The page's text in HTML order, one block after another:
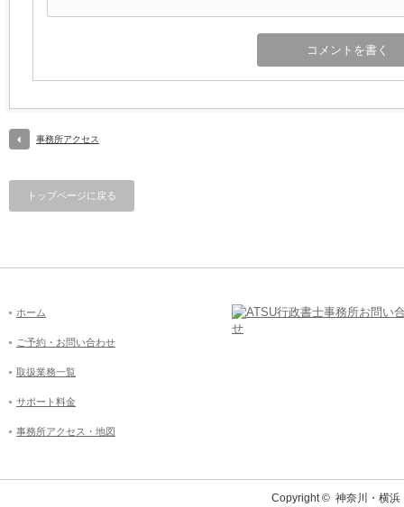
事務所アクセス
トップページに戻る
ホーム
ご予約・お問い合わせ
取扱業務一覧
サポート料金
事務所アクセス・地図
Copyright © 神奈川・横